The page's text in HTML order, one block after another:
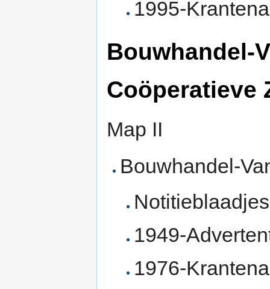
1995-
Bouwhandel-
Coöperatieve
Map II
Bouwhandel-
Notitieblaadjes
1949-
1976-